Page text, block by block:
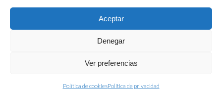
Aceptar
Denegar
Ver preferencias
Política de cookiesPolítica de privacidad
FIAB Federación Española de Industrias de la Alimentación y Bebidas